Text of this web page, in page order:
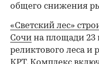
общего снижения
«Светский лес»
Сочи на площади 23
реликтового леса и